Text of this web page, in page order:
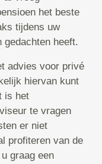
het beste
tijdens uw
gedachten heeft.
advies voor privé
hiervan kunt
is het
te vragen
er niet
profiteren van de
graag een